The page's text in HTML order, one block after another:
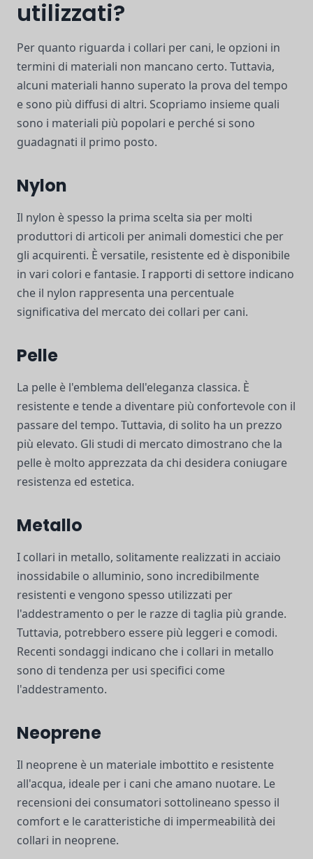
utilizzati?
Per quanto riguarda i collari per cani, le opzioni in
termini di materiali non mancano certo. Tuttavia,
alcuni materiali hanno superato la prova del tempo
e sono più diffusi di altri. Scopriamo insieme quali
sono i materiali più popolari e perché si sono
guadagnati il primo posto.
Nylon
Il nylon è spesso la prima scelta sia per molti
produttori di articoli per animali domestici che per
gli acquirenti. È versatile, resistente ed è disponibile
in vari colori e fantasie. I rapporti di settore indicano
che il nylon rappresenta una percentuale
significativa del mercato dei collari per cani.
Pelle
La pelle è l'emblema dell'eleganza classica. È
resistente e tende a diventare più confortevole con il
passare del tempo. Tuttavia, di solito ha un prezzo
più elevato. Gli studi di mercato dimostrano che la
pelle è molto apprezzata da chi desidera coniugare
resistenza ed estetica.
Metallo
I collari in metallo, solitamente realizzati in acciaio
inossidabile o alluminio, sono incredibilmente
resistenti e vengono spesso utilizzati per
l'addestramento o per le razze di taglia più grande.
Tuttavia, potrebbero essere più leggeri e comodi.
Recenti sondaggi indicano che i collari in metallo
sono di tendenza per usi specifici come
l'addestramento.
Neoprene
Il neoprene è un materiale imbottito e resistente
all'acqua, ideale per i cani che amano nuotare. Le
recensioni dei consumatori sottolineano spesso il
comfort e le caratteristiche di impermeabilità dei
collari in neoprene.